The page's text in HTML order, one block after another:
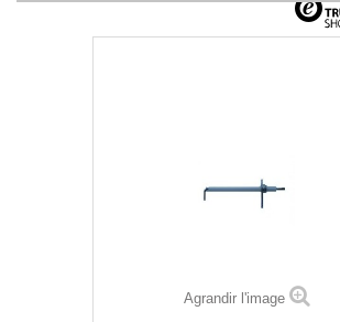
Agrandir l'image